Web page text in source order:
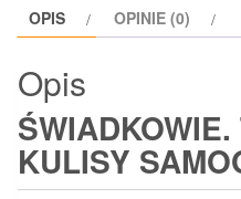
OPIS OPINIE (0)
Opis
ŚWIADKOWIE.
KULISY